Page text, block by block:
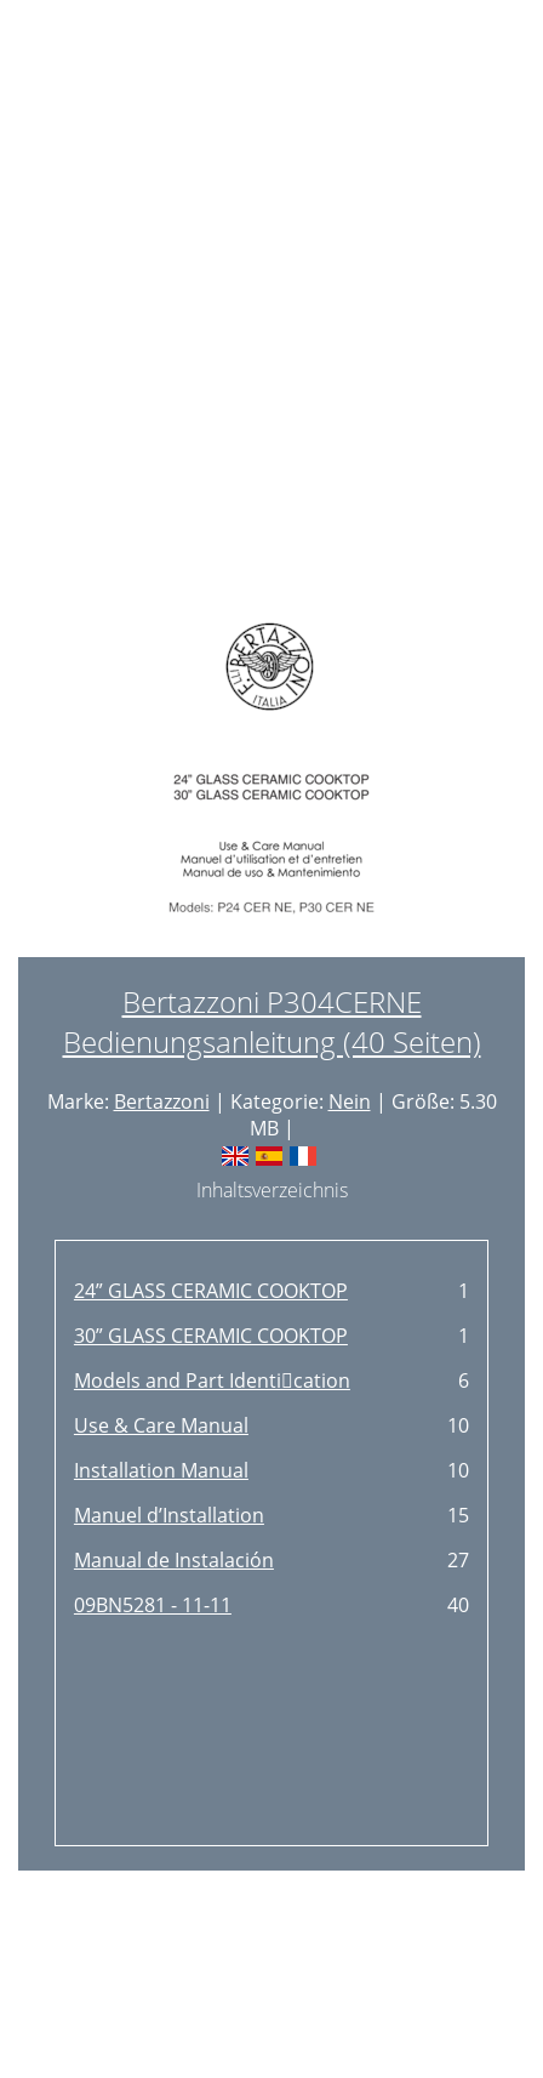
Bertazzoni P304CERNE
Bedienungsanleitung (40 Seiten)
Marke: Bertazzoni | Kategorie: Nein | Größe: 5.30
MB |
Inhaltsverzeichnis
24” GLASS CERAMIC COOKTOP
1
30” GLASS CERAMIC COOKTOP
1
Models and Part Identication
6
Use & Care Manual
10
Installation Manual
10
Manuel d’Installation
15
Manual de Instalación
27
09BN5281 - 11-11
40